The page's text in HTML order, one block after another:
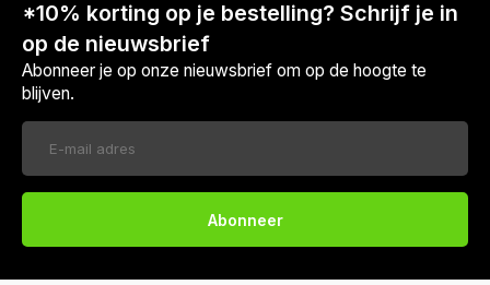
*10% korting op je bestelling? Schrijf je in
op de nieuwsbrief
Abonneer je op onze nieuwsbrief om op de hoogte te
blijven.
Abonneer